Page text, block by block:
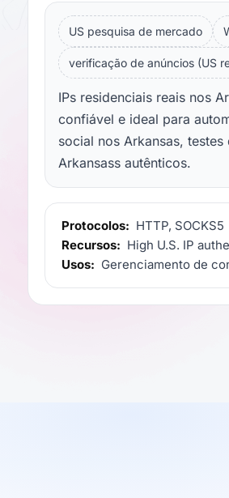
US pesquisa de mercado
verificação de anúncios (US
IPs residenciais reais nos
confiável e ideal para
social nos Arkansas,
Arkansass autênticos.
Protocolos: HTTP, SOCKS5
Recursos: High U.S. IP
Usos: Gerenciamento de